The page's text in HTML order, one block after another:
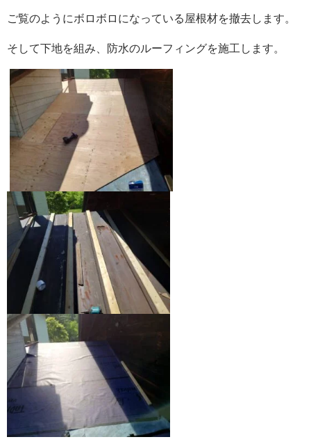
ご覧のようにボロボロになっている屋根材を撤去します。
そして下地を組み、防水のルーフィングを施工します。